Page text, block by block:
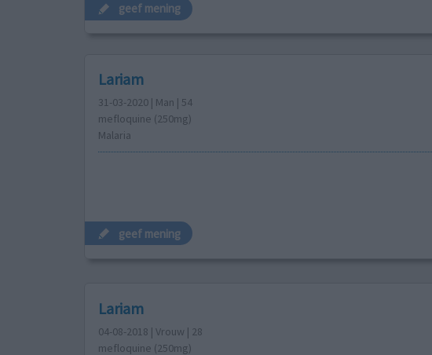
geef mening
Lariam
31-03-2020 | Man | 54
mefloquine (250mg)
Malaria
geef mening
Lariam
04-08-2018 | Vrouw | 28
mefloquine (250mg)